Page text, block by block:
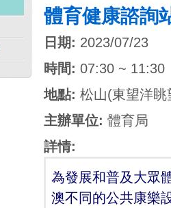
體育健康諮詢
日期: 2023/07/23
時間: 07:30 ~ 11:30
地點: 松山(東望洋眺
主辦單位: 體育局
詳情:
為發展和普及大眾
澳不同的公共康樂